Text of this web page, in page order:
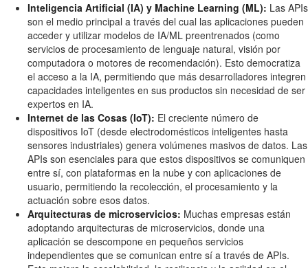
Inteligencia Artificial (IA) y Machine Learning (ML): Las APIs
son el medio principal a través del cual las aplicaciones pueden
acceder y utilizar modelos de IA/ML preentrenados (como
servicios de procesamiento de lenguaje natural, visión por
computadora o motores de recomendación). Esto democratiza
el acceso a la IA, permitiendo que más desarrolladores integren
capacidades inteligentes en sus productos sin necesidad de ser
expertos en IA.
Internet de las Cosas (IoT): El creciente número de
dispositivos IoT (desde electrodomésticos inteligentes hasta
sensores industriales) genera volúmenes masivos de datos. Las
APIs son esenciales para que estos dispositivos se comuniquen
entre sí, con plataformas en la nube y con aplicaciones de
usuario, permitiendo la recolección, el procesamiento y la
actuación sobre esos datos.
Arquitecturas de microservicios: Muchas empresas están
adoptando arquitecturas de microservicios, donde una
aplicación se descompone en pequeños servicios
independientes que se comunican entre sí a través de APIs.